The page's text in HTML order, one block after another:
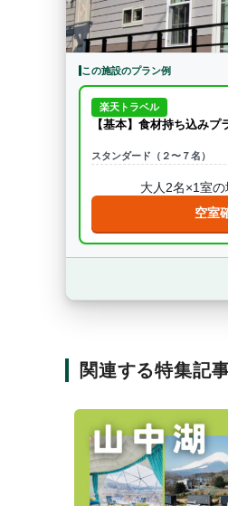
この施設のプラン例
楽天トラベル
【基本】食材持ち込みプ
スタンダード（２〜７名）
大人2名×1室
空室
関連する特集記